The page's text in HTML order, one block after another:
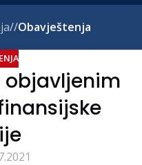
/ Obavještenja
objavljenim